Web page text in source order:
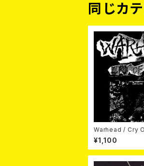
同じカ
Warhead / Cry
P
¥1,100